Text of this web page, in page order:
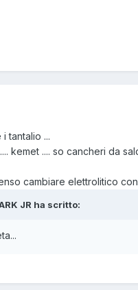
tantalio ...
kemet .... so cancheri da
cambiare elettrolitico
JR ha scritto: